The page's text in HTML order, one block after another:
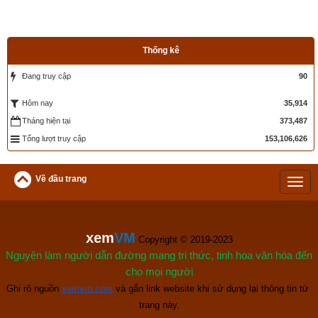
Đang truy cập 90
Tổng lượt truy cập 153,106,626
VM Copyright © 2019-2023
Nguyện làm người dẫn đường mang tri thức, tinh hoa văn hóa đến
cho mọi người